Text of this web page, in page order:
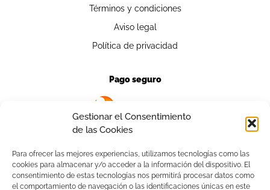
Gestionar el Consentimiento
de las Cookies
Para ofrecer las mejores experiencias, utilizamos tecnologías como las
cookies para almacenar y/o acceder a la información del dispositivo. El
consentimiento de estas tecnologías nos permitirá procesar datos como
el comportamiento de navegación o las identificaciones únicas en este
Términos y condiciones
Aviso legal
Política de privacidad
Pago seguro
Contacto